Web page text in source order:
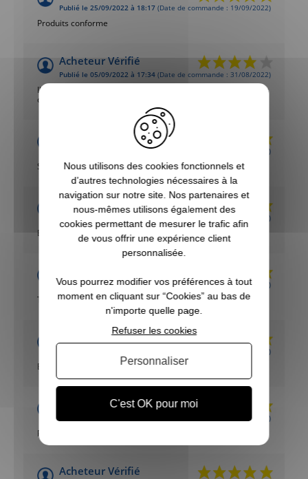
Publié le 25/09/2022 à 18:17 (Date de commande : 19/09/2022)
Produits conforme
Acheteur Vérifié
Publié le 05/09/2022 à 17:34 (Date de commande : 31/08/2022)
Il aurait été bien que le pack soit plus varié dans les positions
des appelants
Acheteur Vérifié
Publié le 07/07/2021 à 21:37(Date de commande : 29/06/2021)
Super
Acheteur Vérifié
(Date de commande : 02/02/2021)
Bonne qualité et adaptée aux crochets
Publié le 18/11/2020 à 20:50(Date de commande : 12/11/2020)
Très bon produit de qualité Merci
Acheteur Vérifié
(Date de commande : 03/11/2020)
Bon produit
Acheteur Vérifié
(Date de commande : 01/09/2020)
Pigeon au, top
Acheteur Vérifié
Nous utilisons des cookies fonctionnels et
d’autres technologies nécessaires à la
navigation sur notre site. Nos partenaires et
nous-mêmes utilisons également des
cookies permettant de mesurer le trafic afin
de vous offrir une expérience client
personnalisée.
Vous pourrez modifier vos préférences à tout
moment en cliquant sur “Cookies” au bas de
n'importe quelle page.
C'est OK pour moi
Refuser les cookies
Personnaliser